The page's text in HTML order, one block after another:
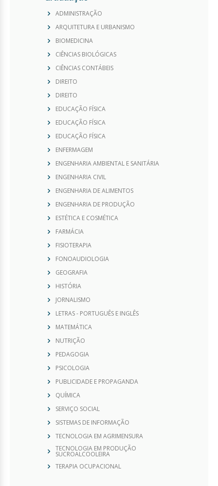
ADMINISTRAÇÃO
ARQUITETURA E URBANISMO
BIOMEDICINA
CIÊNCIAS BIOLÓGICAS
CIÊNCIAS CONTÁBEIS
DIREITO
DIREITO
EDUCAÇÃO FÍSICA
EDUCAÇÃO FÍSICA
EDUCAÇÃO FÍSICA
ENFERMAGEM
ENGENHARIA AMBIENTAL E SANITÁRIA
ENGENHARIA CIVIL
ENGENHARIA DE ALIMENTOS
ENGENHARIA DE PRODUÇÃO
ESTÉTICA E COSMÉTICA
FARMÁCIA
FISIOTERAPIA
FONOAUDIOLOGIA
GEOGRAFIA
HISTÓRIA
JORNALISMO
LETRAS - PORTUGUÊS E INGLÊS
MATEMÁTICA
NUTRIÇÃO
PEDAGOGIA
PSICOLOGIA
PUBLICIDADE E PROPAGANDA
QUÍMICA
SERVIÇO SOCIAL
SISTEMAS DE INFORMAÇÃO
TECNOLOGIA EM AGRIMENSURA
TECNOLOGIA EM PRODUÇÃO
SUCROALCOOLEIRA
TERAPIA OCUPACIONAL